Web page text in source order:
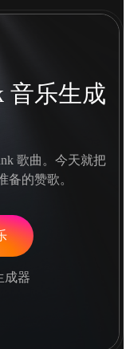
音乐生成
歌曲。今天就把
备的赞歌。
成器